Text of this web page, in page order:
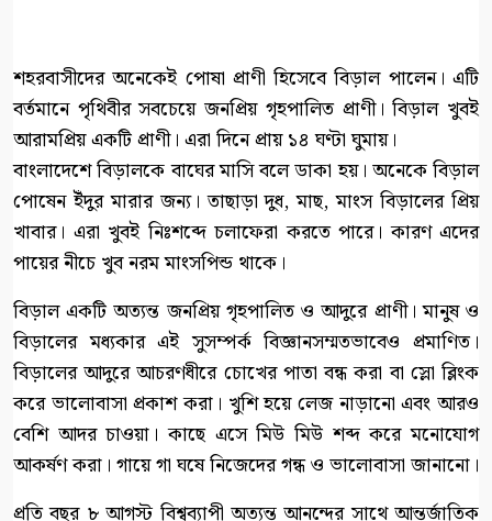
শহরবাসীদের অনেকেই পোষা প্রাণী হিসেবে বিড়াল পালেন। এটি
বর্তমানে পৃথিবীর সবচেয়ে জনপ্রিয় গৃহপালিত প্রাণী। বিড়াল খুবই
আরামপ্রিয় একটি প্রাণী। এরা দিনে প্রায় ১৪ ঘণ্টা ঘুমায়।
বাংলাদেশে বিড়ালকে বাঘের মাসি বলে ডাকা হয়। অনেকে বিড়াল
পোষেন ইঁদুর মারার জন্য। তাছাড়া দুধ, মাছ, মাংস বিড়ালের প্রিয়
খাবার। এরা খুবই নিঃশব্দে চলাফেরা করতে পারে। কারণ এদের
পায়ের নীচে খুব নরম মাংসপিন্ড থাকে।
বিড়াল একটি অত্যন্ত জনপ্রিয় গৃহপালিত ও আদুরে প্রাণী। মানুষ ও
বিড়ালের মধ্যকার এই সুসম্পর্ক বিজ্ঞানসম্মতভাবেও প্রমাণিত।
বিড়ালের আদুরে আচরণধীরে চোখের পাতা বন্ধ করা বা স্লো ব্লিংক
করে ভালোবাসা প্রকাশ করা। খুশি হয়ে লেজ নাড়ানো এবং আরও
বেশি আদর চাওয়া। কাছে এসে মিউ মিউ শব্দ করে মনোযোগ
আকর্ষণ করা। গায়ে গা ঘষে নিজেদের গন্ধ ও ভালোবাসা জানানো।
প্রতি বছর ৮ আগস্ট বিশ্বব্যাপী অত্যন্ত আনন্দের সাথে আন্তর্জাতিক